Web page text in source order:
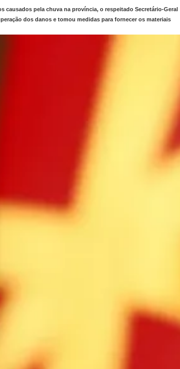
causados ​​pela chuva na província, o respeitado Secretário-Geral
dos danos e tomou medidas para fornecer os materiais